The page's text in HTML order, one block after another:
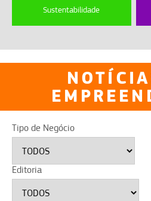
Sustentabilidade
Tipo de Negócio
Editoria